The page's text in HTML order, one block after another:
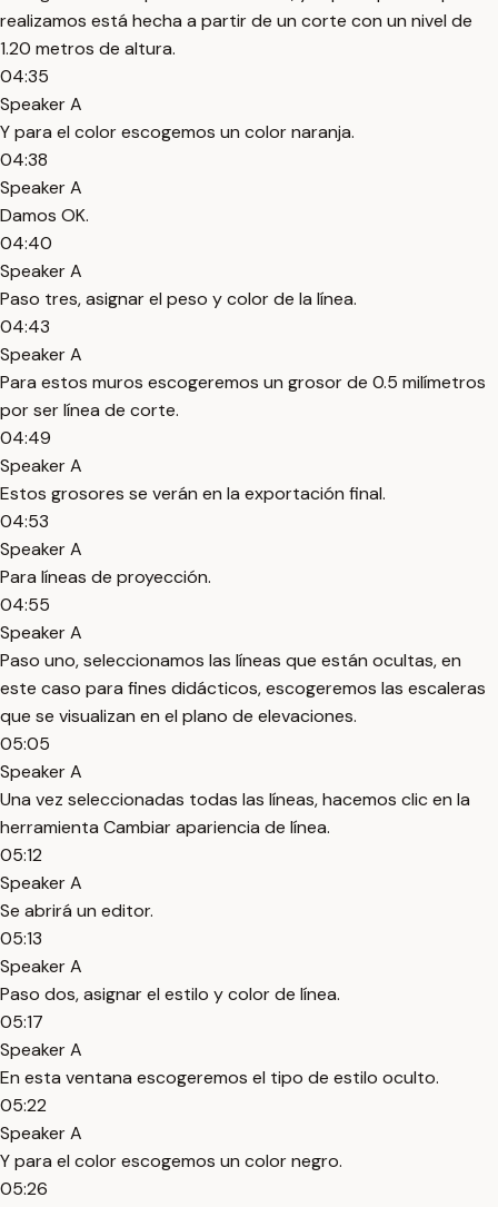
realizamos está hecha a partir de un corte con un nivel de
1.20 metros de altura.
04:35
Speaker A
Y para el color escogemos un color naranja.
04:38
Speaker A
Damos OK.
04:40
Speaker A
Paso tres, asignar el peso y color de la línea.
04:43
Speaker A
Para estos muros escogeremos un grosor de 0.5 milímetros
por ser línea de corte.
04:49
Speaker A
Estos grosores se verán en la exportación final.
04:53
Speaker A
Para líneas de proyección.
04:55
Speaker A
Paso uno, seleccionamos las líneas que están ocultas, en
este caso para fines didácticos, escogeremos las escaleras
que se visualizan en el plano de elevaciones.
05:05
Speaker A
Una vez seleccionadas todas las líneas, hacemos clic en la
herramienta Cambiar apariencia de línea.
05:12
Speaker A
Se abrirá un editor.
05:13
Speaker A
Paso dos, asignar el estilo y color de línea.
05:17
Speaker A
En esta ventana escogeremos el tipo de estilo oculto.
05:22
Speaker A
Y para el color escogemos un color negro.
05:26